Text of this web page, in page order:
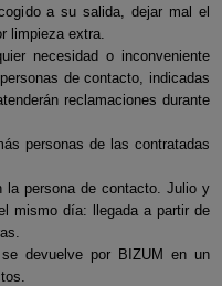
a su salida, dejar mal el
limpieza extra.
necesidad o inconveniente
de contacto, indicadas
reclamaciones durante
personas de las contratadas
la persona de contacto. Julio y
mismo día: llegada a partir de
devuelve por BIZUM en un